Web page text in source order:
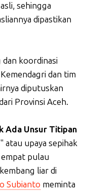
sehingga
dipastikan
koordinasi
dan tim
diputuskan
Provinsi Aceh.
Ada Unsur Titipan
atau upaya sepihak
pulau
liar di
Subianto meminta